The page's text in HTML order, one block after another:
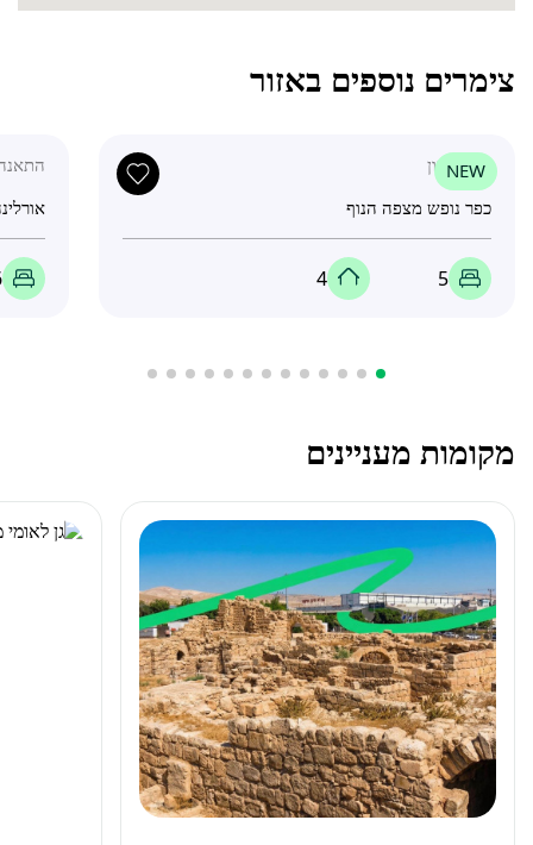
צימרים נוספים באזור
NEW
גליל עליון
כפר נופש מצפה הנוף
5
4
התאנה
מקומות מעניינים